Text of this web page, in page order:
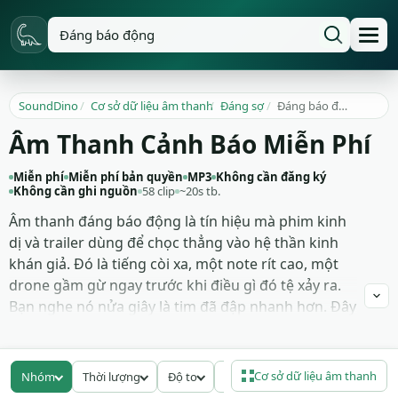
SoundDino/ Cơ sở dữ liệu âm thanh/ Đáng sợ/ Đáng báo động
Âm Thanh Cảnh Báo Miễn Phí
Miễn phí Miễn phí bản quyền MP3 Không cần đăng ký
Không cần ghi nguồn 58 clip ~20s tb.
Âm thanh đáng báo động là tín hiệu mà phim kinh
dị và trailer dùng để chọc thẳng vào hệ thần kinh
khán giả. Đó là tiếng còi xa, một note rít cao, một
drone gầm gừ ngay trước khi điều gì đó tệ xảy ra.
Bạn nghe nó nửa giây là tim đã đập nhanh hơn. Đây
không cần một lời thoại nào.
Trong thư mục có 58 bản ghi với các tầng cảnh báo
Nhóm Thời lượng Độ to BitrateCơ sở dữ liệu âm thanh